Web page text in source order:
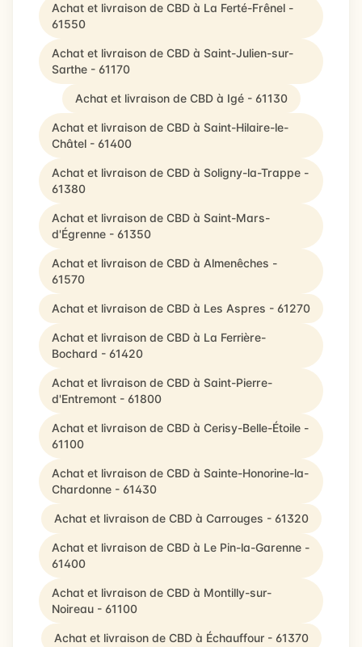
Achat et livraison de CBD à La Ferté-Frênel -
61550
Achat et livraison de CBD à Saint-Julien-sur-
Sarthe - 61170
Achat et livraison de CBD à Igé - 61130
Achat et livraison de CBD à Saint-Hilaire-le-
Châtel - 61400
Achat et livraison de CBD à Soligny-la-Trappe -
61380
Achat et livraison de CBD à Saint-Mars-
d'Égrenne - 61350
Achat et livraison de CBD à Almenêches -
61570
Achat et livraison de CBD à Les Aspres - 61270
Achat et livraison de CBD à La Ferrière-
Bochard - 61420
Achat et livraison de CBD à Saint-Pierre-
d'Entremont - 61800
Achat et livraison de CBD à Cerisy-Belle-Étoile -
61100
Achat et livraison de CBD à Sainte-Honorine-la-
Chardonne - 61430
Achat et livraison de CBD à Carrouges - 61320
Achat et livraison de CBD à Le Pin-la-Garenne -
61400
Achat et livraison de CBD à Montilly-sur-
Noireau - 61100
Achat et livraison de CBD à Échauffour - 61370